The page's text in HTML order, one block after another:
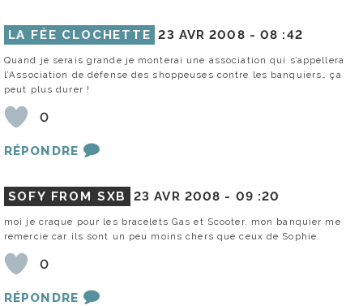
LA FÉE CLOCHETTE 23 AVR 2008 -08 :42
Quand je serais grande je monterai une association qui s’appellera
l’Association de défense des shoppeuses contre les banquiers… ça
peut plus durer !
0
RÉPONDRE
SOFY FROM SXB 23 AVR 2008 - 09 :20
moi je craque pour les bracelets Gas et Scooter. mon banquier me
remercie car ils sont un peu moins chers que ceux de Sophie.
0
RÉPONDRE